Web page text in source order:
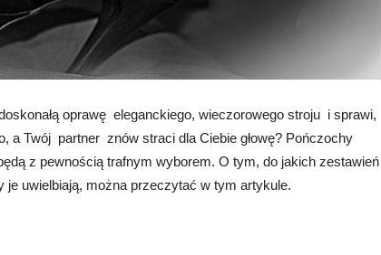
oprawę eleganckiego, wieczorowego stroju i sprawi,
a Twój partner znów straci dla Ciebie głowę? Pończochy
z pewnością trafnym wyborem. O tym, do jakich zestawień
je uwielbiają, można przeczytać w tym artykule.